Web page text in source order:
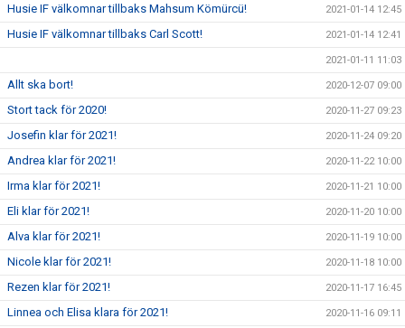
Husie IF välkomnar tillbaks Mahsum Kömürcü! 2021-01-14 12:45
Husie IF välkomnar tillbaks Carl Scott! 2021-01-14 12:41
2021-01-11 11:03
Allt ska bort! 2020-12-07 09:00
Stort tack för 2020! 2020-11-27 09:23
Josefin klar för 2021! 2020-11-24 09:20
Andrea klar för 2021! 2020-11-22 10:00
Irma klar för 2021! 2020-11-21 10:00
Eli klar för 2021! 2020-11-20 10:00
Alva klar för 2021! 2020-11-19 10:00
Nicole klar för 2021! 2020-11-18 10:00
Rezen klar för 2021! 2020-11-17 16:45
Linnea och Elisa klara för 2021! 2020-11-16 09:11